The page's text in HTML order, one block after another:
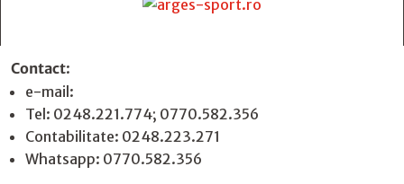
Contact:
e-mail:
Tel: 0248.221.774; 0770.582.356
Contabilitate: 0248.223.271
Whatsapp: 0770.582.356